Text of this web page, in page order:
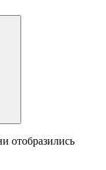
отобразились